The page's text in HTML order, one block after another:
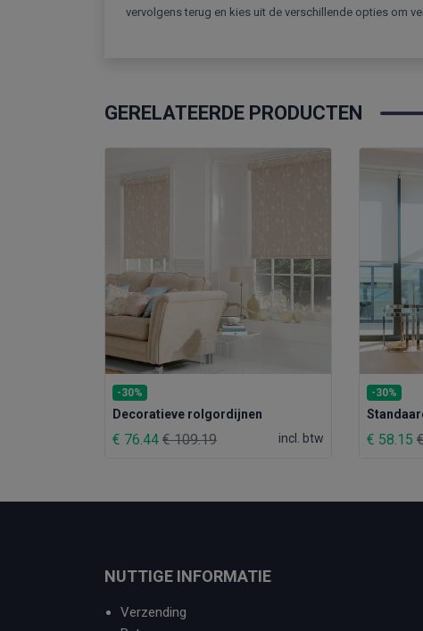
vervolgens terug en kies uit de verschillende opties om
GERELATEERDE PRODUCTEN
-30%
Decoratieve rolgordijnen
€ 76.44 € 109.19 incl. btw
-30%
€ 58.15
NUTTIGE INFORMATIE
Verzending